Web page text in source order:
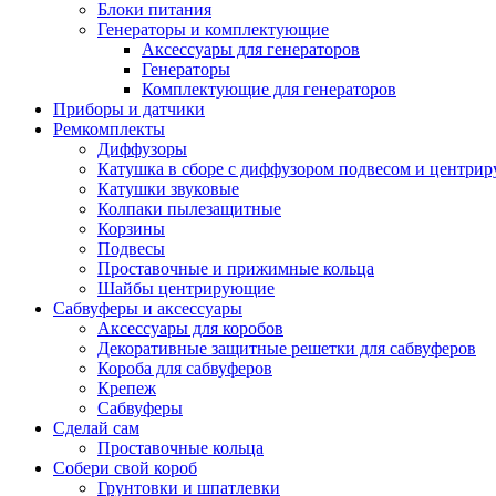
Блоки питания
Генераторы и комплектующие
Аксессуары для генераторов
Генераторы
Комплектующие для генераторов
Приборы и датчики
Ремкомплекты
Диффузоры
Катушка в сборе с диффузором подвесом и
Катушки звуковые
Колпаки пылезащитные
Корзины
Подвесы
Проставочные и прижимные кольца
Шайбы центрирующие
Сабвуферы и аксессуары
Аксессуары для коробов
Декоративные защитные решетки для сабвуферов
Короба для сабвуферов
Крепеж
Сабвуферы
Сделай сам
Проставочные кольца
Собери свой короб
Грунтовки и шпатлевки